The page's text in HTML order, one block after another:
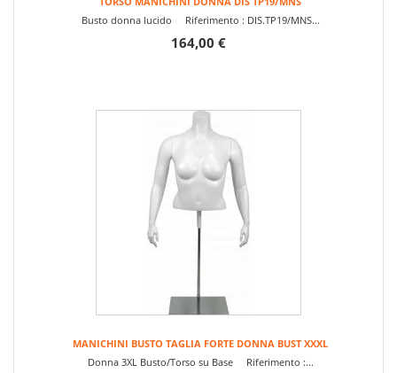
Busto donna lucido Riferimento : DIS.TP19/MNS...
164,00 €
MANICHINI BUSTO TAGLIA FORTE DONNA BUST XXXL
Donna 3XL Busto/Torso su Base Riferimento :...